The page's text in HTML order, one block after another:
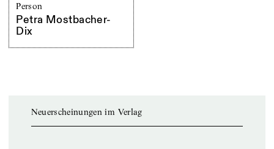
Person
Petra Mostbacher-
Dix
Neuerscheinungen im Verlag